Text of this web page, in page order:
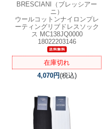
BRESCIANI（ブレッシアー
ニ）
ウールコットンナイロンプレ
ーティングリブドレスソック
ス MC138JQ0000
18022203146
在庫切れ
4,070円(税込)